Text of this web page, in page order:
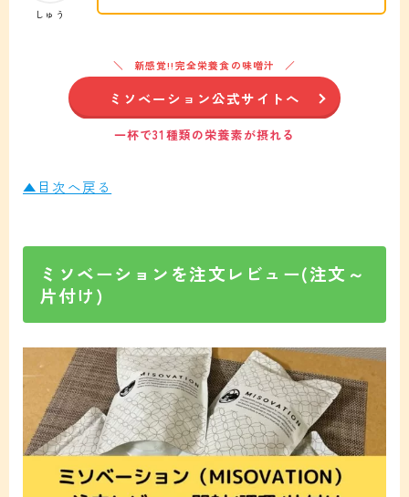
しゅう
新感覚!!完全栄養食の味噌汁
ミソベーション公式サイトへ
一杯で31種類の栄養素が摂れる
▲目次へ戻る
ミソベーションを注文レビュー(注文～
片付け)